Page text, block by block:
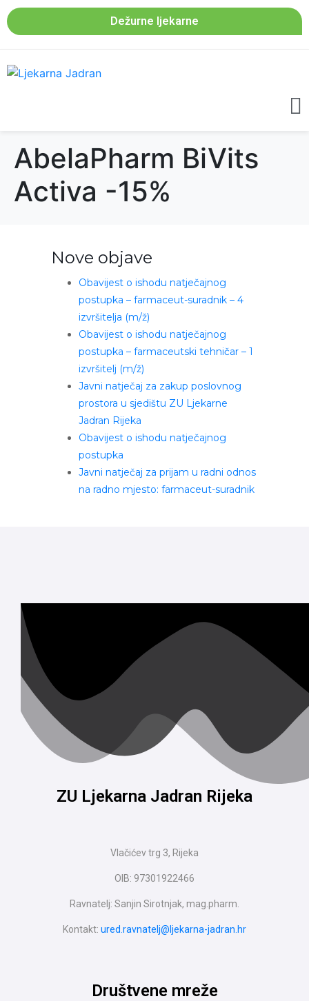
Dežurne ljekarne
AbelaPharm BiVits
Activa -15%
Nove objave
Obavijest o ishodu natječajnog
postupka – farmaceut-suradnik – 4
izvršitelja (m/ž)
Obavijest o ishodu natječajnog
postupka – farmaceutski tehničar – 1
izvršitelj (m/ž)
Javni natječaj za zakup poslovnog
prostora u sjedištu ZU Ljekarne
Jadran Rijeka
Obavijest o ishodu natječajnog
postupka
Javni natječaj za prijam u radni odnos
na radno mjesto: farmaceut-suradnik
ZU Ljekarna Jadran Rijeka
Vlačićev trg 3, Rijeka
OIB: 97301922466
Ravnatelj: Sanjin Sirotnjak, mag.pharm.
Kontakt: ured.ravnatelj@ljekarna-jadran.hr
Društvene mreže